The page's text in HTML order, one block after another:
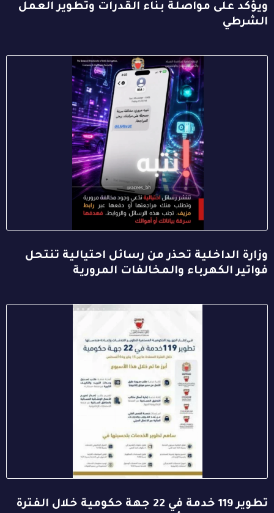
ويؤكد على مواصلة بناء القدرات وتطوير العمل
الشرطي
وزارة الداخلية تحذر من رسائل احتيالية تنتحل
فواتير الكهرباء والمخالفات المرورية
تطوير 119 خدمة في 22 جهة حكومية خلال الفترة